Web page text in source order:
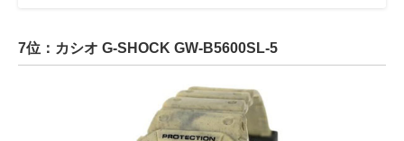
7位：カシオ G-SHOCK GW-B5600SL-5